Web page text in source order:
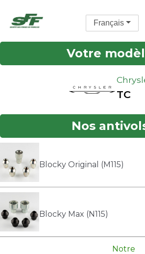
Votre
TC
Nos
Blocky Original (M115)
Blocky Max (N115)
Notre
Français